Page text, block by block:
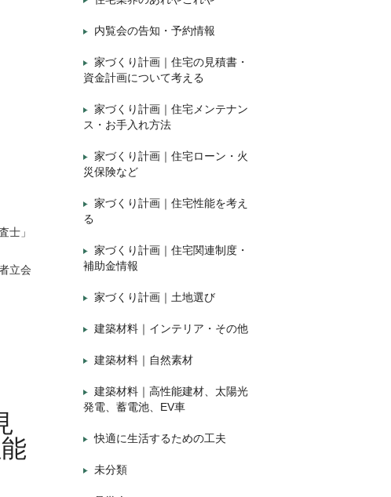
士」
立会
内覧会の告知・予約情報
家づくり計画｜住宅の見積書・
資金計画について考える
家づくり計画｜住宅メンテナン
ス・お手入れ方法
家づくり計画｜住宅ローン・火
災保険など
家づくり計画｜住宅性能を考え
る
家づくり計画｜住宅関連制度・
補助金情報
家づくり計画｜土地選び
建築材料｜インテリア・その他
建築材料｜自然素材
建築材料｜高性能建材、太陽光
発電、蓄電池、EV車
快適に生活するための工夫
未分類